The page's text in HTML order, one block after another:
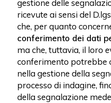
gestione delle
ricevute ai sensi del
che, per quanto
conferimento dei dati
ma che, tuttavia, il loro
conferimento potrebbe
nella gestione della
processo di indagine,
della segnalazione